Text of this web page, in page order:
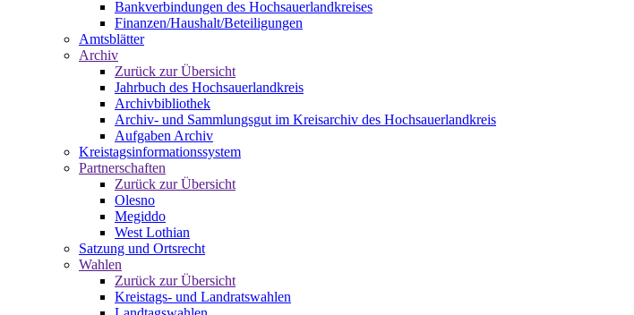
Bankverbindungen des Hochsauerlandkreises
Finanzen/Haushalt/Beteiligungen
Amtsblätter
Archiv
Zurück zur Übersicht
Jahrbuch des Hochsauerlandkreis
Archivbibliothek
Archiv- und Sammlungsgut im Kreisarchiv des Hochsauerlandkreis
Aufgaben Archiv
Kreistagsinformationssystem
Partnerschaften
Zurück zur Übersicht
Olesno
Megiddo
West Lothian
Satzung und Ortsrecht
Wahlen
Zurück zur Übersicht
Kreistags- und Landratswahlen